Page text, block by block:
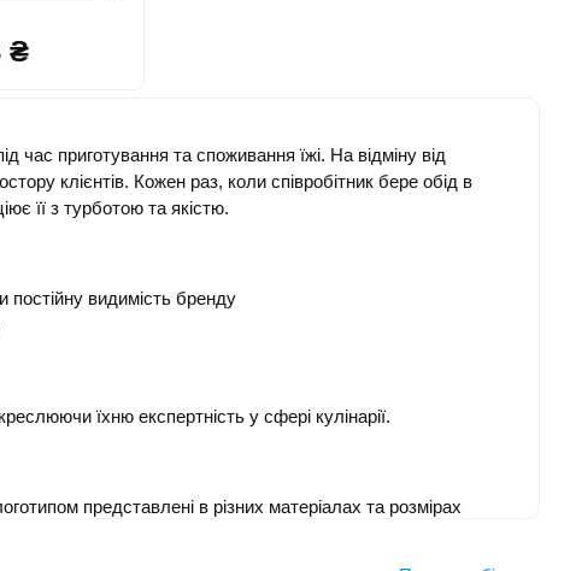
₴
приготування та споживання їжі. На відміну від
клієнтів. Кожен раз, коли співробітник бере обід в
її з турботою та якістю.
видимість бренду
їхню експертність у сфері кулінарії.
представлені в різних матеріалах та розмірах